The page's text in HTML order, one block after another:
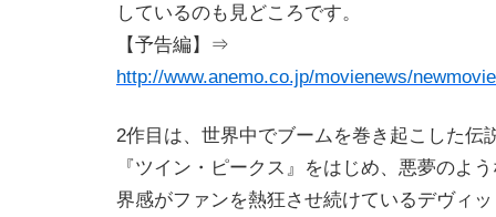
しているのも見どころです。
【予告編】⇒
http://www.anemo.co.jp/movienews/
2作目は、世界中でブームを巻き起こした伝
『ツイン・ピークス』をはじめ、悪夢のよ
界感がファンを熱狂させ続けているデヴィ